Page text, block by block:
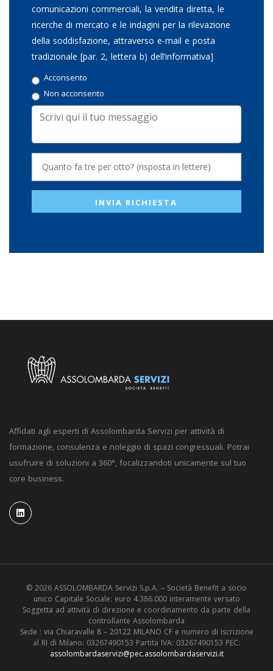
comunicazioni commerciali, la vendita diretta, le
ricerche di mercato e le indagini per la rilevazione
della soddisfazione, attraverso e-mail e posta
tradizionale [par. 2, lettera b) dell’informativa]
Acconsento
Non acconsento
INVIA RICHIESTA
Affidati agli esperti di Assolombarda Servizi per attività di
formazione, consulenza e noleggio di spazi congressuali. Potrai
usufruire di soluzioni a 360°, focalizzandoti unicamente sul tuo
core business.
© 2026 ASSOLOMBARDA Servizi S.p.A. – Società Benefit a socio
unico Capitale Sociale: euro 4.386.000 interamente versato
Soggetta ad attività di direzione e coordinamento da parte della
controllante Assolombarda
Sede : via Chiaravalle 8 – 20122 MILANO CF e numero di iscrizione
al RI di Milano: 03267490153 Partita IVA: 03267490153 PEC:
assolombardaservizi@pec.assolombardaservizi.it